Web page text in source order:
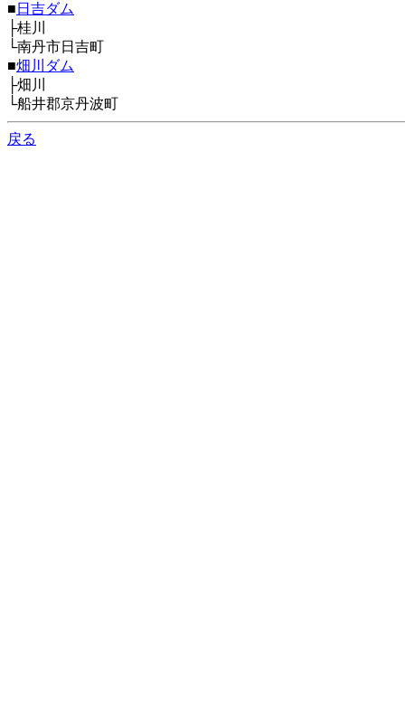
■ 日吉ダム
├桂川
└南丹市日吉町
■畑川ダム
├畑川
└船井郡京丹波町
戻る